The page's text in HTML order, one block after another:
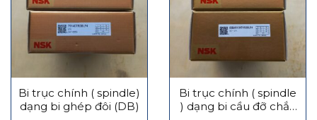
Bi trục chính ( spindle)
dạng bi ghép đôi (DB)
Bi trục chính ( spindle
) dạng bi cầu đỡ chắn